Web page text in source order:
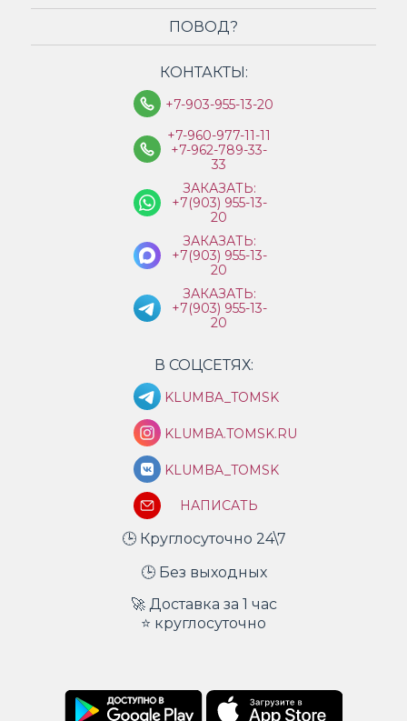
ПОВОД?
КОНТАКТЫ:
+7-903-955-13-20
+7-960-977-11-11
+7-962-789-33-
33
ЗАКАЗАТЬ:
+7(903) 955-13-
20
ЗАКАЗАТЬ:
+7(903) 955-13-
20
ЗАКАЗАТЬ:
+7(903) 955-13-
20
В СОЦСЕТЯХ:
KLUMBA_TOMSK
KLUMBA.TOMSK.RU
KLUMBA_TOMSK
НАПИСАТЬ
🕒 Круглосуточно 24\7
🕒 Без выходных
🚀 Доставка за 1 час
⭐ круглосуточно